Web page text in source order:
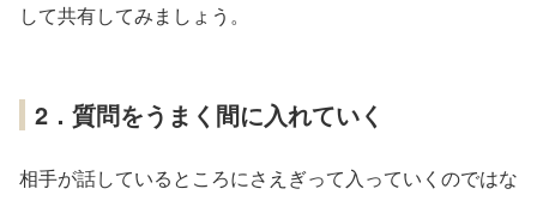
して共有してみましょう。
2．質問をうまく間に入れていく
相手が話しているところにさえぎって入っていくのではな